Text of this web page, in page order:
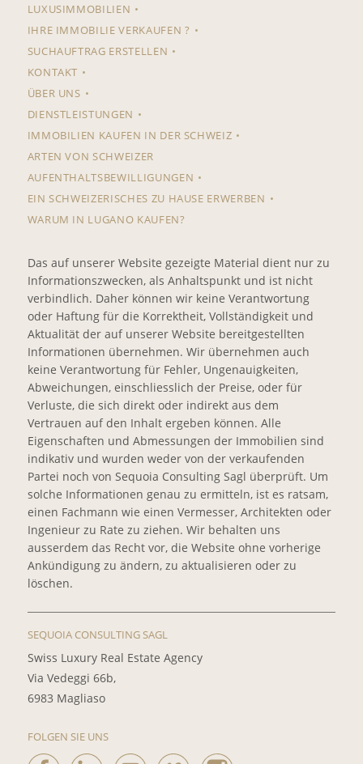
LUXUSIMMOBILIEN
IHRE IMMOBILIE VERKAUFEN ?
SUCHAUFTRAG ERSTELLEN
KONTAKT
ÜBER UNS
DIENSTLEISTUNGEN
IMMOBILIEN KAUFEN IN DER SCHWEIZ
ARTEN VON SCHWEIZER
AUFENTHALTSBEWILLIGUNGEN
EIN SCHWEIZERISCHES ZU HAUSE ERWERBEN
WARUM IN LUGANO KAUFEN?
Das auf unserer Website gezeigte Material dient nur zu
Informationszwecken, als Anhaltspunkt und ist nicht
verbindlich. Daher können wir keine Verantwortung
oder Haftung für die Korrektheit, Vollständigkeit und
Aktualität der auf unserer Website bereitgestellten
Informationen übernehmen. Wir übernehmen auch
keine Verantwortung für Fehler, Ungenauigkeiten,
Abweichungen, einschliesslich der Preise, oder für
Verluste, die sich direkt oder indirekt aus dem
Vertrauen auf den Inhalt ergeben können. Alle
Eigenschaften und Abmessungen der Immobilien sind
indikativ und wurden weder von der verkaufenden
Partei noch von Sequoia Consulting Sagl überprüft. Um
solche Informationen genau zu ermitteln, ist es ratsam,
einen Fachmann wie einen Vermesser, Architekten oder
Ingenieur zu Rate zu ziehen. Wir behalten uns
ausserdem das Recht vor, die Website ohne vorherige
Ankündigung zu ändern, zu aktualisieren oder zu
löschen.
SEQUOIA CONSULTING SAGL
Swiss Luxury Real Estate Agency
Via Vedeggi 66b,
6983 Magliaso
FOLGEN SIE UNS